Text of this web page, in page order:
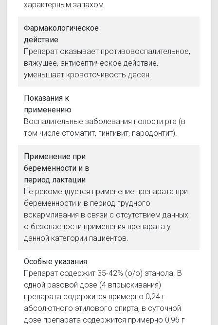
характерным запахом.
Фармакологическое
действие
Препарат оказывает противовоспалительное,
вяжущее, антисептическое действие,
уменьшает кровоточивость десен.
Показания к
применению
Воспалительные заболевания полости рта (в
том числе стоматит, гингивит, пародонтит).
Применение при
беременности и в
период лактации
Не рекомендуется применение препарата при
беременности и в период грудного
вскармливания в связи с отсутствием данных
о безопасности применения препарата у
данной категории пациентов.
Особые указания
Препарат содержит 35-42% (о/о) этанола. В
одной разовой дозе (4 впрыскивания)
препарата содержится примерно 0,24 г
абсолютного этилового спирта, в суточной
дозе препарата содержится примерно 0,96 г